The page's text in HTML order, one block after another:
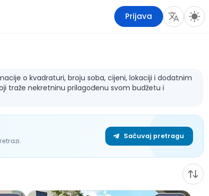
Prijava
o kvadraturi, broju soba, cijeni, lokaciji i dodatnim
traže nekretninu prilagođenu svom budžetu i
Sačuvaj pretragu